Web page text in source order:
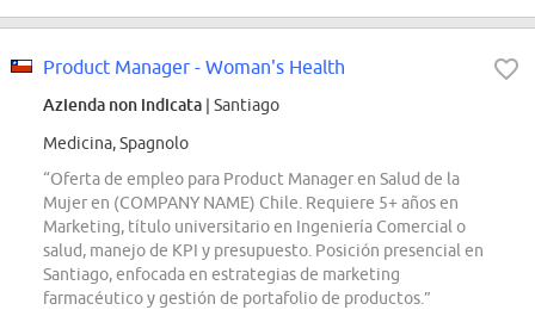
Product Manager - Woman's Health
Azienda non indicata | Santiago
Medicina, Spagnolo
“Oferta de empleo para Product Manager en Salud de la
Mujer en (COMPANY NAME) Chile. Requiere 5+ años en
Marketing, título universitario en Ingeniería Comercial o
salud, manejo de KPI y presupuesto. Posición presencial en
Santiago, enfocada en estrategias de marketing
farmacéutico y gestión de portafolio de productos.”